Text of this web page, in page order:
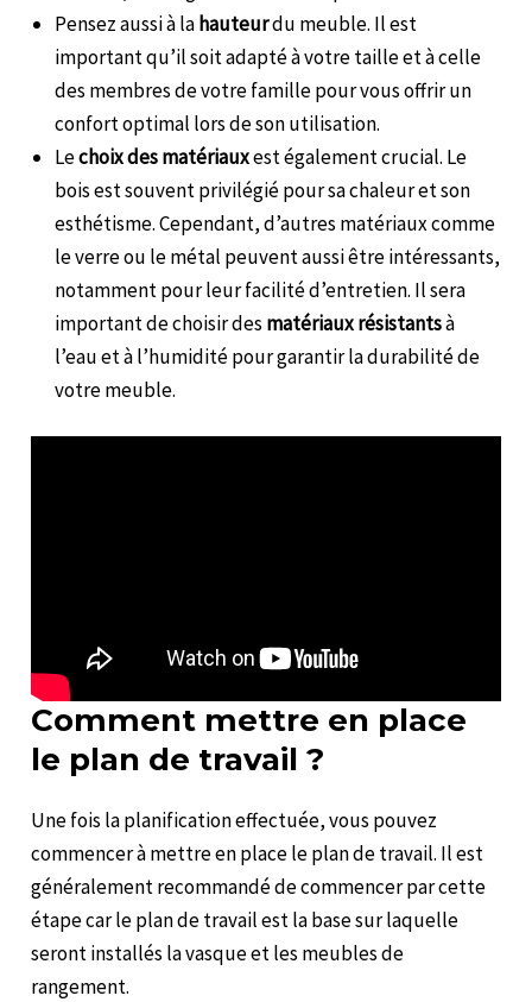
Pensez aussi à lahauteurdu meuble. Il est
important qu’il soit adapté à votre taille et à celle
des membres de votre famille pour vous offrir un
confort optimal lors de son utilisation.
Lechoix des matériauxest également crucial. Le
bois est souvent privilégié pour sa chaleur et son
esthétisme. Cependant, d’autres matériaux comme
le verre ou le métal peuvent aussi être intéressants,
notamment pour leur facilité d’entretien. Il sera
important de choisir des matériaux résistantsà
l’eau et à l’humidité pour garantir la durabilité de
votre meuble.
Comment mettre en place
le plan de travail ?
Une fois la planification effectuée, vous pouvez
commencer à mettre en place le plan de travail. Il est
généralement recommandé de commencer par cette
étape car le plan de travail est la base sur laquelle
seront installés la vasque et les meubles de
rangement.